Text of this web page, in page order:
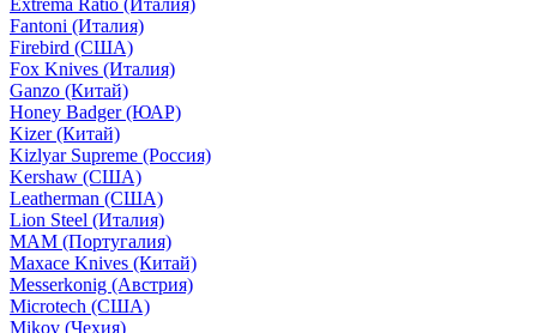
Extrema Ratio (Италия)
Fantoni (Италия)
Firebird (США)
Fox Knives (Италия)
Ganzo (Китай)
Honey Badger (ЮАР)
Kizer (Китай)
Kizlyar Supreme (Россия)
Kershaw (США)
Leatherman (США)
Lion Steel (Италия)
MAM (Португалия)
Maxace Knives (Китай)
Messerkonig (Австрия)
Microtech (США)
Mikov (Чехия)